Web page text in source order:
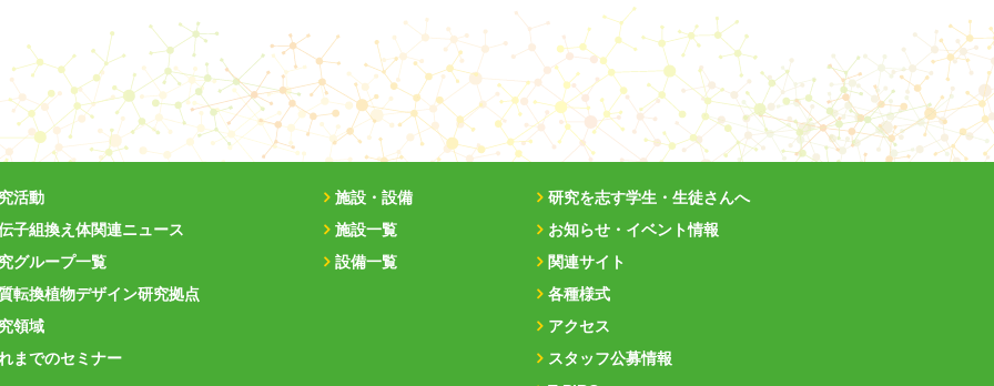
活動
子組換え体関連ニュース
グループ一覧
転換植物デザイン研究拠点
領域
までのセミナー
施設・設備
施設一覧
設備一覧
研究を志す学生・生徒さんへ
お知らせ・イベント情報
関連サイト
各種様式
アクセス
スタッフ公募情報